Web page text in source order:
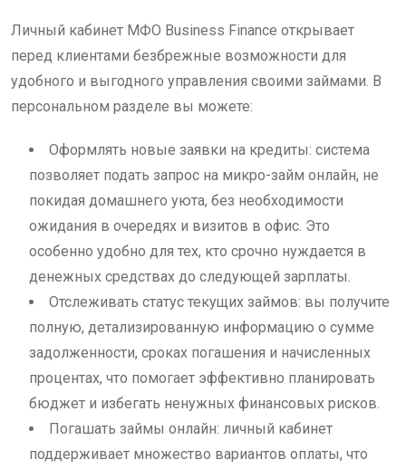
Личный кабинет МФО Business Finance открывает
перед клиентами безбрежные возможности для
удобного и выгодного управления своими займами. В
персональном разделе вы можете:
Оформлять новые заявки на кредиты: система
позволяет подать запрос на микро-займ онлайн, не
покидая домашнего уюта, без необходимости
ожидания в очередях и визитов в офис. Это
особенно удобно для тех, кто срочно нуждается в
денежных средствах до следующей зарплаты.
Отслеживать статус текущих займов: вы получите
полную, детализированную информацию о сумме
задолженности, сроках погашения и начисленных
процентах, что помогает эффективно планировать
бюджет и избегать ненужных финансовых рисков.
Погашать займы онлайн: личный кабинет
поддерживает множество вариантов оплаты, что